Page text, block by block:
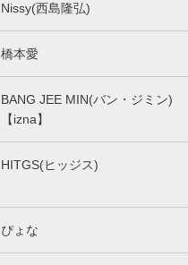
Nissy(西島隆弘)
橋本愛
BANG JEE MIN(バン・ジミン)
【izna】
HITGS(ヒッジス)
ぴょな